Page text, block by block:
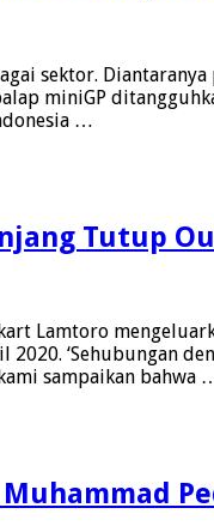
sektor.
miniGP
…
Tutup
Lamtoro
‘Sehubungan
sampaikan bahwa